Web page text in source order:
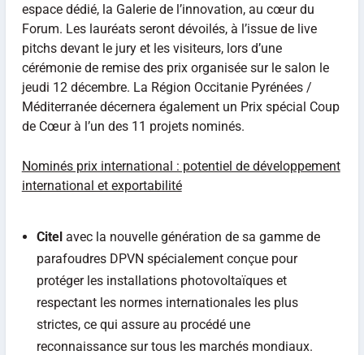
espace dédié, la Galerie de l’innovation, au cœur du
Forum. Les lauréats seront dévoilés, à l’issue de live
pitchs devant le jury et les visiteurs, lors d’une
cérémonie de remise des prix organisée sur le salon le
jeudi 12 décembre. La Région Occitanie Pyrénées /
Méditerranée décernera également un Prix spécial Coup
de Cœur à l’un des 11 projets nominés.
Nominés prix international : potentiel de développement
international et exportabilité
Citel avec la nouvelle génération de sa gamme de
parafoudres DPVN spécialement conçue pour
protéger les installations photovoltaïques et
respectant les normes internationales les plus
strictes, ce qui assure au procédé une
reconnaissance sur tous les marchés mondiaux.